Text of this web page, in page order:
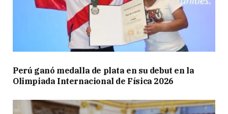
Perú ganó medalla de plata en su debut en la
Olimpiada Internacional de Física 2026